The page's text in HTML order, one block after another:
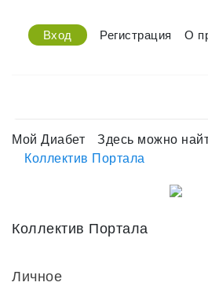
Вход Регистрация О
Мой Диабет
Здесь можно
Коллектив Портала
Коллектив Портала
Личное